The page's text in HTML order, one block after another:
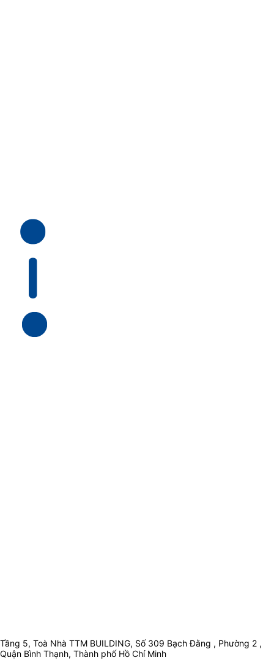
Tầng 5, Toà Nhà TTM BUILDING, Số 309 Bạch Đằng , Phường 2 ,
Quận Bình Thạnh, Thành phố Hồ Chí Minh